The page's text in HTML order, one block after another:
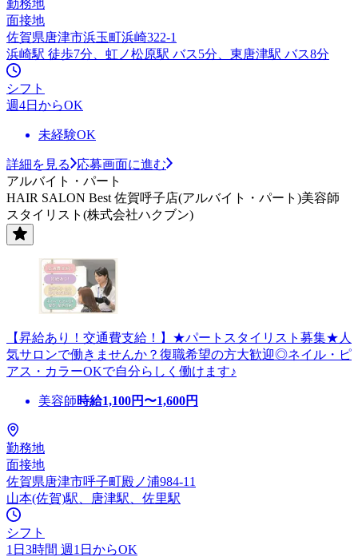
勤務地
面接地
佐賀県唐津市浜玉町浜崎322-1
浜崎駅 徒歩7分、虹ノ松原駅 バス5分、東唐津駅 バス8分
シフト
週4日からOK
未経験OK
詳細を見る
応募画面に進む
アルバイト・パート
HAIR SALON Best 佐賀呼子店(アルバイト・パート)美容師
スタイリスト(株式会社ハクブン)
【昇給あり！交通費支給！】★パートスタイリスト募集★人
気サロンで働きませんか？復職希望の方大歓迎◎ネイル・ピ
アス・カラーOKで自分らしく働けます♪
美容師時給1,100円〜1,600円
勤務地
面接地
佐賀県唐津市呼子町殿ノ浦984-11
山本(佐賀)駅、唐津駅、佐里駅
シフト
1日3時間 週1日からOK